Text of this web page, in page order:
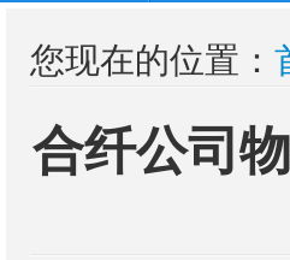
您现在的位置：
合纤公司